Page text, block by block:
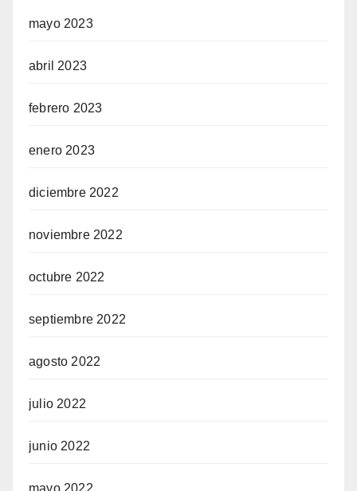
mayo 2023
abril 2023
febrero 2023
enero 2023
diciembre 2022
noviembre 2022
octubre 2022
septiembre 2022
agosto 2022
julio 2022
junio 2022
mayo 2022